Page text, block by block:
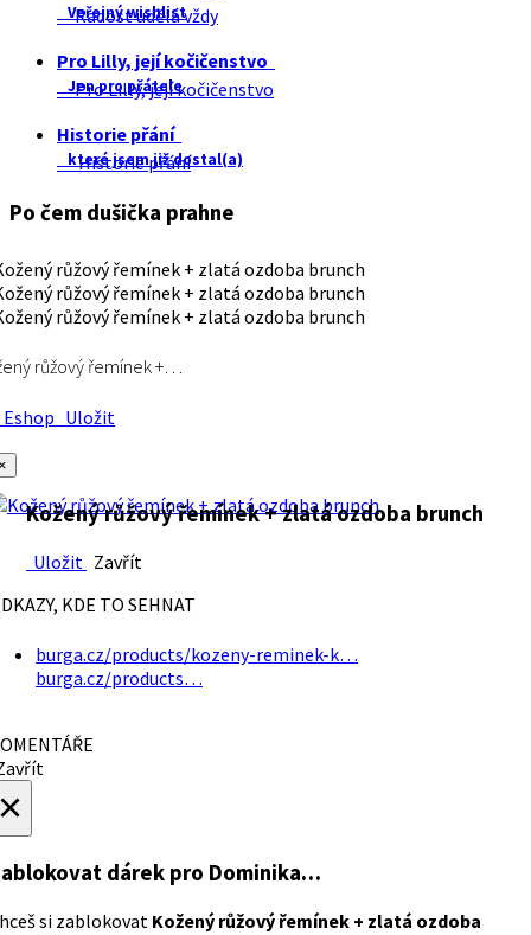
Veřejný wishlist
Radost udělá vždy
Pro Lilly, její kočičenstvo
Jen pro přátele
Pro Lilly, její kočičenstvo
Historie přání
které jsem již dostal(a)
Historie přání
Po čem dušička prahne
růžový řemínek +…
Uložit
Kožený růžový řemínek + zlatá ozdoba brunch
Uložit Zavřít
KDE TO SEHNAT
burga.cz/products/kozeny-reminek-k…
burga.cz/products…
dárek pro Dominika…
si zablokovat Kožený růžový řemínek + zlatá ozdoba